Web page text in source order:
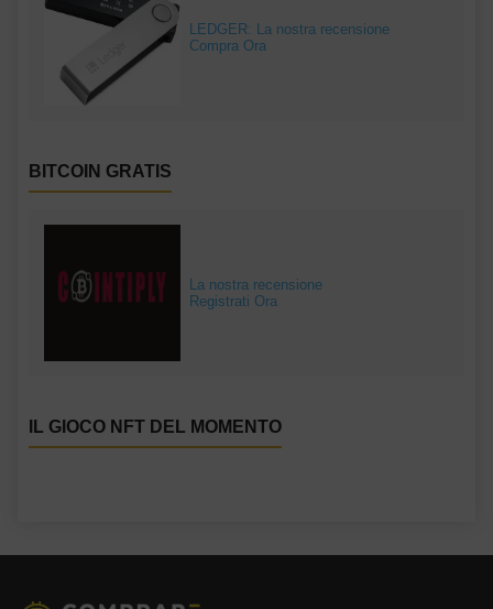
LEDGER: La nostra recensione
Compra Ora
BITCOIN GRATIS
La nostra recensione
Registrati Ora
IL GIOCO NFT DEL MOMENTO